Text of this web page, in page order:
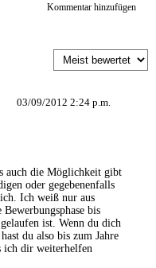
Kommentar hinzufügen
03/09/2012 2:24 p.m.
auch die Möglichkeit gibt
oder gegebenenfalls
Ich weiß nur aus
bis
ist. Wenn du dich
du also bis zum Jahre
ich dir weiterhelfen